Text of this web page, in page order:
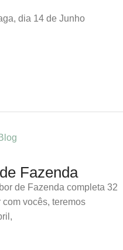
dia 14 de Junho
Fazenda
de Fazenda completa 32
vocês, teremos